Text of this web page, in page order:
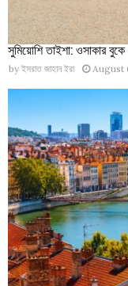
সুমিয়োশি তাইশা: ওসাকার বুকে
by ইসরাত জাহান ইরা August